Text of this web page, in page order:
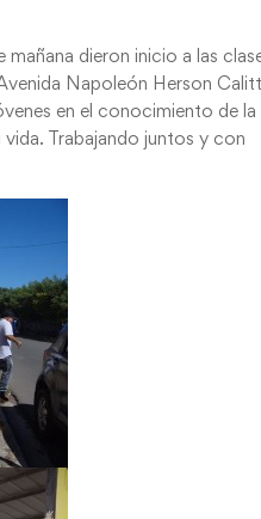
mañana dieron inicio a las
Napoleón Herson
en el conocimiento de la
vida. Trabajando juntos y con